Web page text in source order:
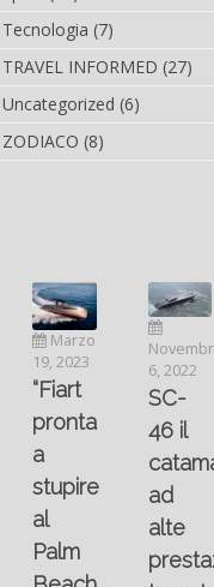
Tecnologia (7)
TRAVEL INFORMED (27)
Uncategorized (6)
ZODIACO (8)
Marzo
19, 2023
“Fiart
pronta
stupire
Palm
Novembre
6, 2022
SC-
46 il